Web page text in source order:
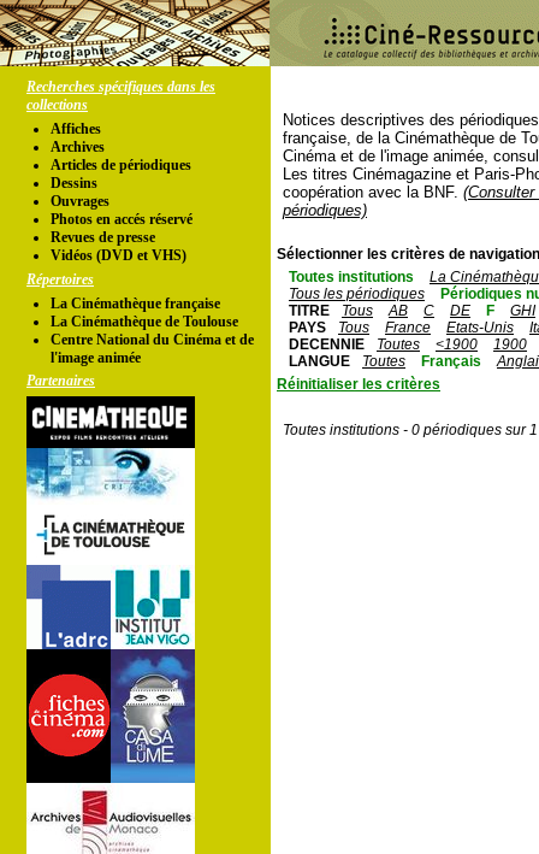
Recherches spécifiques dans les
collections
Affiches
Archives
Articles de périodiques
Dessins
Ouvrages
Photos en accés réservé
Revues de presse
Vidéos (DVD et VHS)
Répertoires
La Cinémathèque française
La Cinémathèque de Toulouse
Centre National du Cinéma et de
l'image animée
Partenaires
Notices descriptives des
française, de la Cinémathèque de
Cinéma et de l'image animée,
Les titres Cinémagazine et Paris-
coopération avec la BNF.
périodiques)
Sélectionner les critères de
Toutes institutions
La
Tous les périodiques
Périodiques
TITRE
Tous AB C DE F
GHI
PAYS
Tous France Etats-Unis
DECENNIE
Toutes <1900
1900
LANGUE
Toutes Français
Réinitialiser les critères
Toutes institutions - 0 périodiques sur